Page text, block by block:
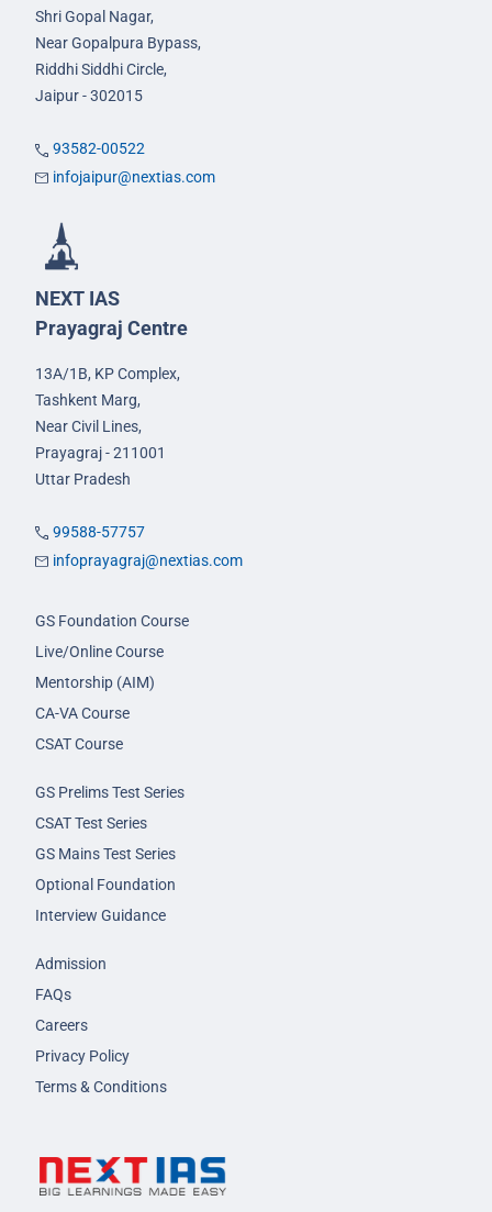
Shri Gopal Nagar,
Near Gopalpura Bypass,
Riddhi Siddhi Circle,
Jaipur - 302015
93582-00522
infojaipur@nextias.com
NEXT IAS
Prayagraj Centre
13A/1B, KP Complex,
Tashkent Marg,
Near Civil Lines,
Prayagraj - 211001
Uttar Pradesh
99588-57757
infoprayagraj@nextias.com
GS Foundation Course
Live/Online Course
Mentorship (AIM)
CA-VA Course
CSAT Course
GS Prelims Test Series
CSAT Test Series
GS Mains Test Series
Optional Foundation
Interview Guidance
Admission
FAQs
Careers
Privacy Policy
Terms & Conditions